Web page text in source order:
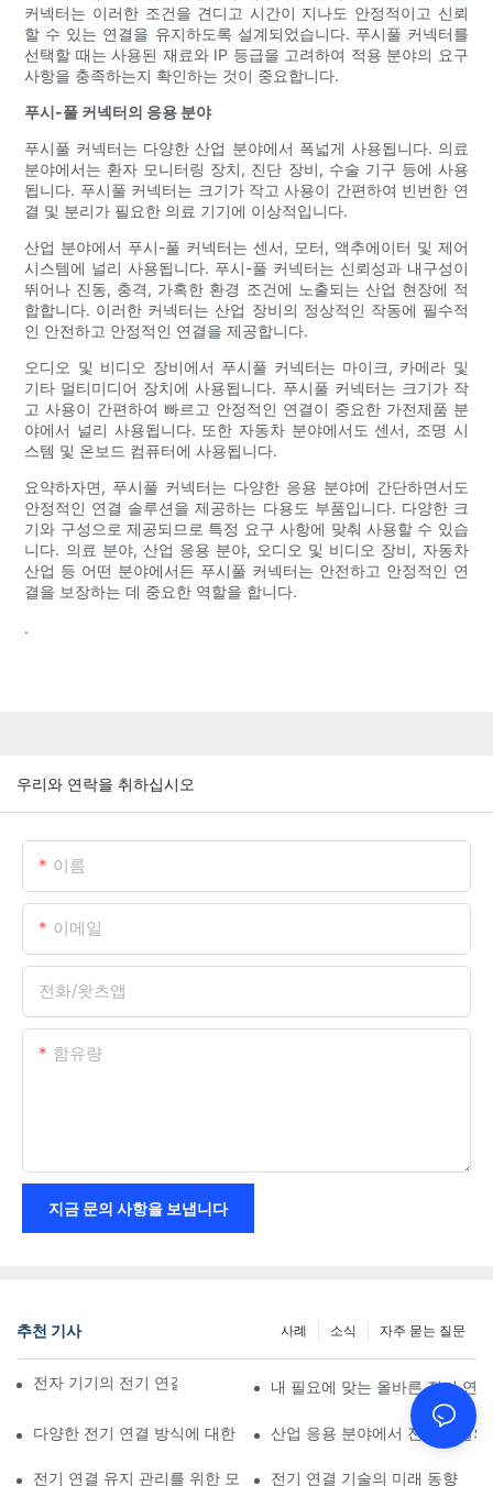
커넥터는 이러한 조건을 견디고 시간이 지나도 안정적이고 신뢰
할 수 있는 연결을 유지하도록 설계되었습니다. 푸시풀 커넥터를
선택할 때는 사용된 재료와 IP 등급을 고려하여 적용 분야의 요구
사항을 충족하는지 확인하는 것이 중요합니다.
푸시-풀 커넥터의 응용 분야
푸시풀 커넥터는 다양한 산업 분야에서 폭넓게 사용됩니다. 의료
분야에서는 환자 모니터링 장치, 진단 장비, 수술 기구 등에 사용
됩니다. 푸시풀 커넥터는 크기가 작고 사용이 간편하여 빈번한 연
결 및 분리가 필요한 의료 기기에 이상적입니다.
산업 분야에서 푸시-풀 커넥터는 센서, 모터, 액추에이터 및 제어
시스템에 널리 사용됩니다. 푸시-풀 커넥터는 신뢰성과 내구성이
뛰어나 진동, 충격, 가혹한 환경 조건에 노출되는 산업 현장에 적
합합니다. 이러한 커넥터는 산업 장비의 정상적인 작동에 필수적
인 안전하고 안정적인 연결을 제공합니다.
오디오 및 비디오 장비에서 푸시풀 커넥터는 마이크, 카메라 및
기타 멀티미디어 장치에 사용됩니다. 푸시풀 커넥터는 크기가 작
고 사용이 간편하여 빠르고 안정적인 연결이 중요한 가전제품 분
야에서 널리 사용됩니다. 또한 자동차 분야에서도 센서, 조명 시
스템 및 온보드 컴퓨터에 사용됩니다.
요약하자면, 푸시풀 커넥터는 다양한 응용 분야에 간단하면서도
안정적인 연결 솔루션을 제공하는 다용도 부품입니다. 다양한 크
기와 구성으로 제공되므로 특정 요구 사항에 맞춰 사용할 수 있습
니다. 의료 분야, 산업 응용 분야, 오디오 및 비디오 장비, 자동차
산업 등 어떤 분야에서든 푸시풀 커넥터는 안전하고 안정적인 연
결을 보장하는 데 중요한 역할을 합니다.
.
우리와 연락을 취하십시오
이름
이메일
전화/왓츠앱
함유량
지금 문의 사항을 보냅니다
추천 기사 자주 묻는 질문
소식
사례
전자 기기의 전기 연결에 미치는 기술의 영향내 필요에 맞는 올바른 전기 연
다양한 전기 연결 방식에 대한 비교 분석산업 응용 분야에서 전기 연결의
전기 연결 유지 관리를 위한 모범 사례전기 연결 기술의 미래 동향